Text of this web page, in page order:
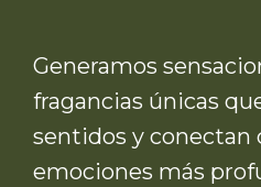
Generamos
fragancias únicas
sentidos y conectan
emociones más